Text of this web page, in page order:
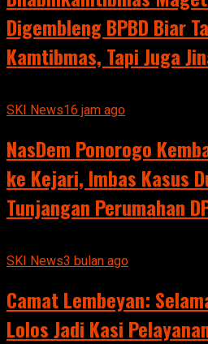
Digembleng BPBD Biar
Kamtibmas, Tapi Juga
SKI News16 jam ago
NasDem Ponorogo
ke Kejari, Imbas Kasus
Tunjangan Perumahan
SKI News3 bulan ago
Camat Lembeyan:
Lolos Jadi Kasi